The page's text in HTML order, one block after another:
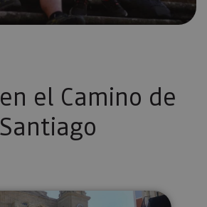
el Camino de
Santiago
Visita guiada Pamplona al